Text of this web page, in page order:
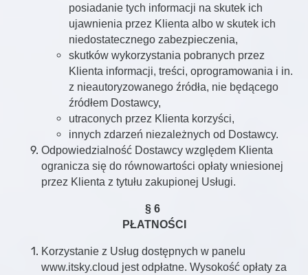
posiadanie tych informacji na skutek ich
ujawnienia przez Klienta albo w skutek ich
niedostatecznego zabezpieczenia,
skutków wykorzystania pobranych przez
Klienta informacji, treści, oprogramowania i in.
z nieautoryzowanego źródła, nie będącego
źródłem Dostawcy,
utraconych przez Klienta korzyści,
innych zdarzeń niezależnych od Dostawcy.
Odpowiedzialność Dostawcy względem Klienta
ogranicza się do równowartości opłaty wniesionej
przez Klienta z tytułu zakupionej Usługi.
§ 6
PŁATNOŚCI
Korzystanie z Usług dostępnych w panelu
www.itsky.cloud jest odpłatne. Wysokość opłaty za